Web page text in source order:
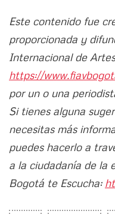
Este contenido fue
proporcionada y
Internacional de
https://
por un o una
Si tienes alguna
necesitas más
puedes hacerlo a
a la ciudadanía de la
Bogotá te Escucha: